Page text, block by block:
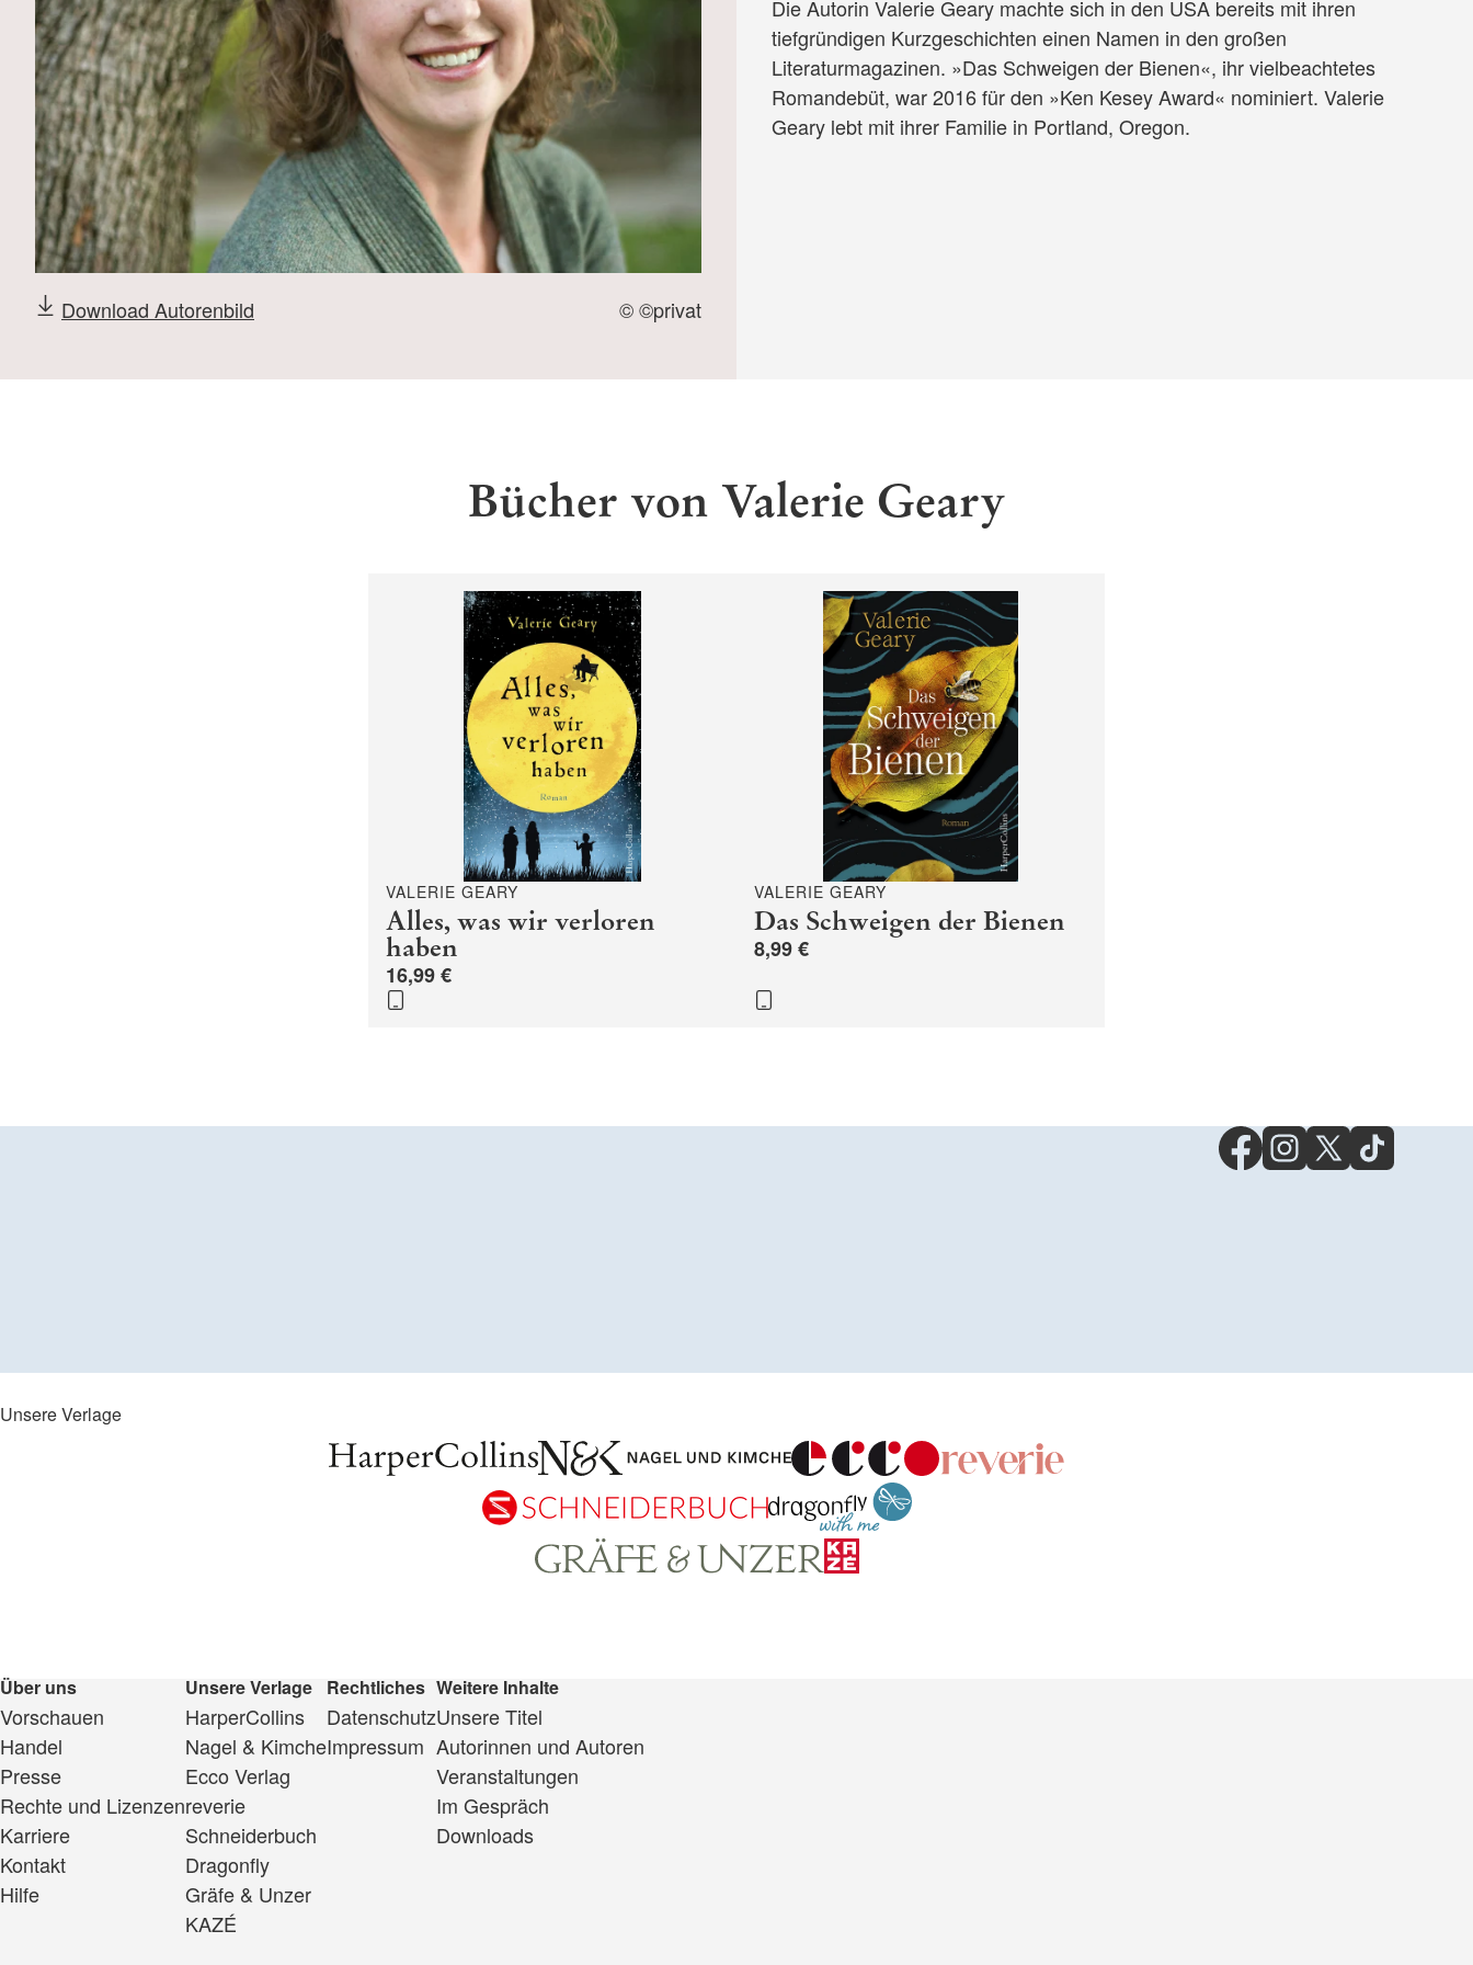
Download Autorenbild © ©privat
Die Autorin Valerie Geary machte sich in den USA bereits mit ihren
tiefgründigen Kurzgeschichten einen Namen in den großen
Literaturmagazinen. »Das Schweigen der Bienen«, ihr vielbeachtetes
Romandebüt, war 2016 für den »Ken Kesey Award« nominiert. Valerie
Geary lebt mit ihrer Familie in Portland, Oregon.
Bücher von Valerie Geary
VALERIE GEARY
Alles, was wir verloren
haben
16,99 €
VALERIE GEARY
Das Schweigen der Bienen
8,99 €
Unsere Verlage
Über uns
Vorschauen
Handel
Presse
Rechte und Lizenzen
Karriere
Kontakt
Hilfe
Unsere Verlage
HarperCollins
Nagel & Kimche
Ecco Verlag
reverie
Schneiderbuch
Dragonfly
Gräfe & Unzer
KAZÉ
Rechtliches
Datenschutz
Impressum
Weitere Inhalte
Unsere Titel
Autorinnen und Autoren
Veranstaltungen
Im Gespräch
Downloads